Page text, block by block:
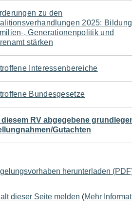
zu den
2025:
, Generationenpolitik und
stärken
Interessenbereiche
Bundesgesetze
diesem RV abgegebene
Gutachten
herunterladen
dieser Seite melden (Mehr